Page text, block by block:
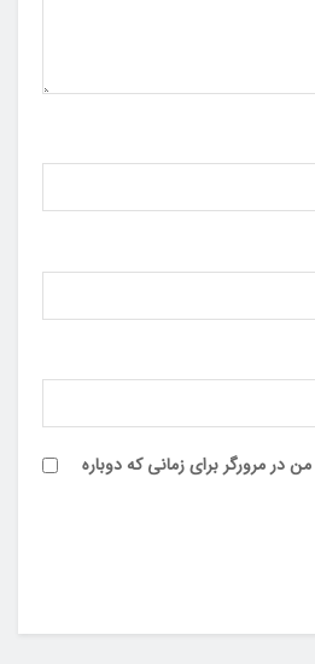
در مرورگر برای زمانی که دوباره